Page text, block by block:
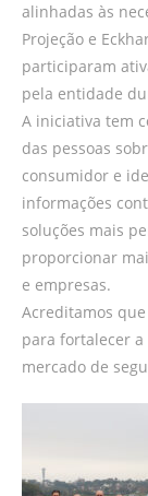
alinhadas às
Projeção e
participaram
pela entidade
A iniciativa tem
das pessoas
consumidor e
informações
soluções mais
proporcionar
e empresas.
Acreditamos
para fortalecer
mercado de